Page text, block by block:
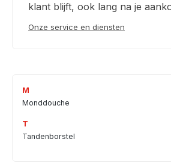
klant blijft, ook lang na je
Onze service en diensten
M
Monddouche
T
Tandenborstel